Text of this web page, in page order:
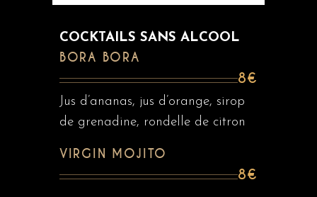
COCKTAILS SANS ALCOOL
BORA BORA
8€
Jus d’ananas, jus d’orange, sirop
de grenadine, rondelle de citron
VIRGIN MOJITO
8€